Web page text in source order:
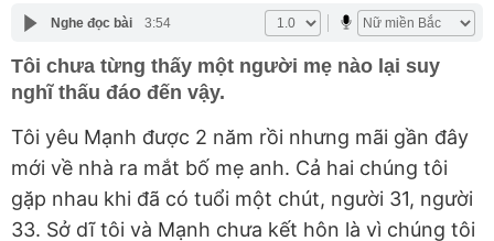
Nghe đọc bài 3:54
Tôi chưa từng thấy một người mẹ nào lại suy
nghĩ thấu đáo đến vậy.
Tôi yêu Mạnh được 2 năm rồi nhưng mãi gần đây
mới về nhà ra mắt bố mẹ anh. Cả hai chúng tôi
gặp nhau khi đã có tuổi một chút, người 31, người
33. Sở dĩ tôi và Mạnh chưa kết hôn là vì chúng tôi